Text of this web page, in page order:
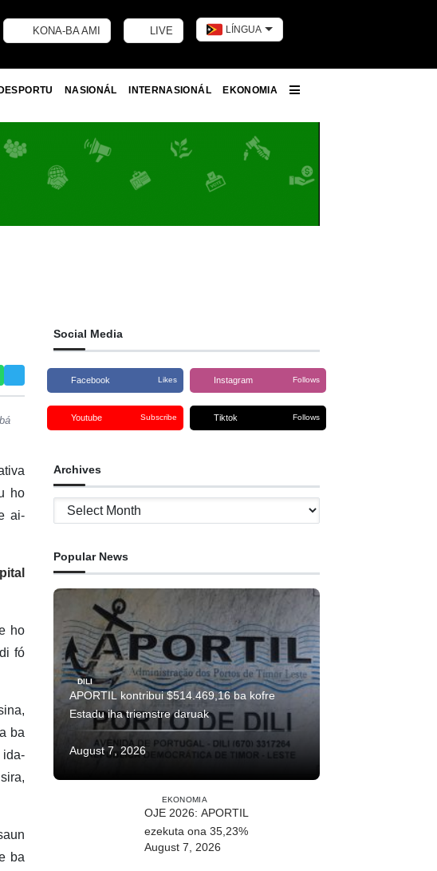
KONA-BA AMI LIVE LÍNGUA
NASIONÁL INTERNASIONÁL
EKONOMIA
ho
ai-
ho
fó
ba
ida-
ba
Social Media
Facebook Likes Instagram Follows
Youtube Subscribe Tiktok Follows
Archives
Archives
Popular News
DILI
APORTIL kontribui $514.469,16 ba kofre
Estadu iha triemstre daruak
August 7, 2026
EKONOMIA
OJE 2026: APORTIL
ezekuta ona 35,23%
August 7, 2026